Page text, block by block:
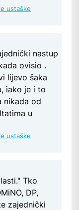
ustaške
nastup
ovisio .
lijevo šaka
iako je i to
nikada od
u
ustaške
Tko
DP,
zajednički